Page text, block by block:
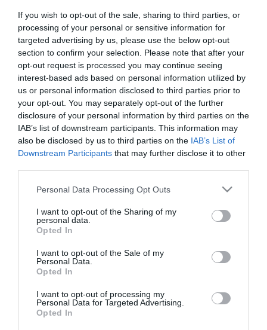
If you wish to opt-out of the sale, sharing to third parties, or
processing of your personal or sensitive information for
targeted advertising by us, please use the below opt-out
section to confirm your selection. Please note that after your
opt-out request is processed you may continue seeing
interest-based ads based on personal information utilized by
us or personal information disclosed to third parties prior to
your opt-out. You may separately opt-out of the further
disclosure of your personal information by third parties on the
IAB’s list of downstream participants. This information may
also be disclosed by us to third parties on the IAB’s List of
Downstream Participants that may further disclose it to other
Please note that this website/app uses one or more Google
not limited to your visit or usage behaviour. You may click to
grant or deny consent to Google and its third-party tags to
use your data for below specified purposes in below Google
consent section.
Personal Data Processing Opt Outs
I want to opt-out of the Sharing of my
personal data.
Opted In
I want to opt-out of the Sale of my
Personal Data.
Opted In
I want to opt-out of processing my
Personal Data for Targeted Advertising.
Opted In
politikai ellenfelek elhallgattatására és megfélemlítésére is, és a
kormány a 2006-os belpolitikai zavargások óta többször nyúlt
ehhez az eszközhöz. Egy statisztika szerint 2010-ben 36 ilyen
eset került bíróság elé, míg 2005-ben ez a szám még 18, 2000-ben
pedig csak egy volt.
Kapcsolódó írások:
Figyelem! A cikkhez hozzáfűzött hozzászólások nem a
ma.hu
network nézeteit tükrözik. A szerkesztőség mindössze a hírek
- azok az olvasók személyes véleményét tartalmazzák.
Kérjük, kulturáltan, mások személyiségi jogainak és jó hírnevének